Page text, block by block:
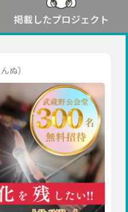
社会貢献
北海道・東北
北海道
宮城
秋田
山形
福島
関東
茨城
千葉
兵庫
山口
掲載したプロジェクト
ぬ）